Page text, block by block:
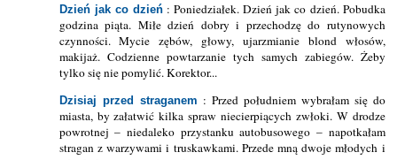
Dzień jak co dzień: Poniedziałek. Dzień jak co dzień. Pobudka
godzina piąta. Miłe dzień dobry i przechodzę do rutynowych
czynności. Mycie zębów, głowy, ujarzmianie blond włosów,
makijaż. Codzienne powtarzanie tych samych zabiegów. Żeby
tylko się nie pomylić. Korektor...
Dzisiaj przed straganem : Przed południem wybrałam się do
miasta, by załatwić kilka spraw niecierpiących zwłoki. W drodze
powrotnej – niedaleko przystanku autobusowego – napotkałam
stragan z warzywami i truskawkami. Przede mną dwoje młodych i